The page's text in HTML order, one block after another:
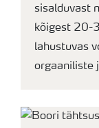
sisalduvast
kõigest 20-
lahustuvas
orgaaniliste